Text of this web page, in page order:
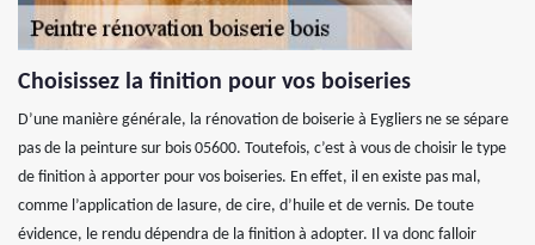
Choisissez la finition pour vos boiseries
D’une manière générale, la rénovation de boiserie à Eygliers ne se sépare
pas de la peinture sur bois 05600. Toutefois, c’est à vous de choisir le type
de finition à apporter pour vos boiseries. En effet, il en existe pas mal,
comme l’application de lasure, de cire, d’huile et de vernis. De toute
évidence, le rendu dépendra de la finition à adopter. Il va donc falloir